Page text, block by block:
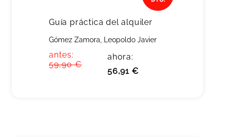
Guía práctica del alquiler
Gómez Zamora, Leopoldo Javier
antes:
59,90 €
ahora:
56,91 €